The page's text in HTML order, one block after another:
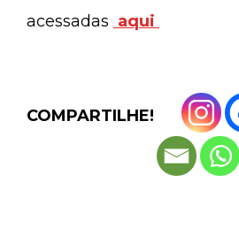
acessadas aqui
COMPARTILHE!